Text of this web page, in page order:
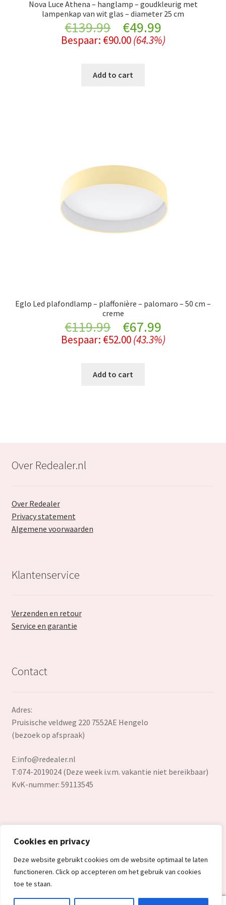
Cookies en privacy
Deze website gebruikt cookies om de website optimaal te laten
functioneren. Click op accepteren om het gebruik van cookies
toe te staan.
Nova Luce Athena – hanglamp – goudkleurig met
lampenkap van wit glas – diameter 25 cm
€139.99
Original
price
was:
€49.99Current
price
Bespaar: €90.00 (64.3%)
Add to cart
Eglo Led plafondlamp – plaffonière – palomaro – 50 cm –
creme
€119.99
Original
price
was:
€67.99Current
price
Bespaar: €52.00 (43.3%)
Add to cart
Over Redealer.nl
Over Redealer
Privacy statement
Algemene voorwaarden
Klantenservice
Verzenden en retour
Service en garantie
Contact
Adres:
Pruisische veldweg 220 7552AE Hengelo
(bezoek op afspraak)
E:info@redealer.nl
T:074-2019024 (Deze week i.v.m. vakantie niet bereikbaar)
KvK-nummer: 59113545
© Redealer.nl | Gecontroleerde retourproducten en nieuwe
overstockproducten tegen een onverslaanbare lage prijs.
2026